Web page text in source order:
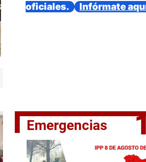
II Vuelta Ciclista CLM LEADER
oficiales.
Infórmate
Emergencias